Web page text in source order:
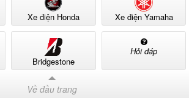
Xe điện Honda Xe điện Yamaha
Bridgestone
Hỏi đáp
Về đầu trang